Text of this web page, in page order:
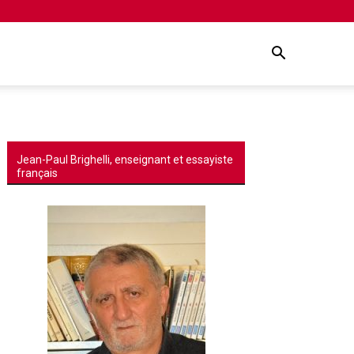
Jean-Paul Brighelli, enseignant et essayiste
français